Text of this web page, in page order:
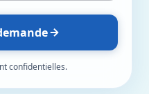
confidentielles.